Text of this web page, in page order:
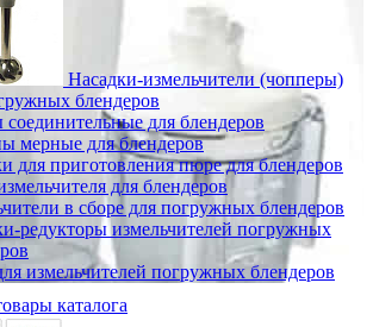
Насадки-измельчители (чопперы)
блендеров
для блендеров
мерные для блендеров
для приготовления пюре для блендеров
для блендеров
в сборе для погружных блендеров
редукторы измельчителей погружных
измельчителей погружных блендеров
каталога